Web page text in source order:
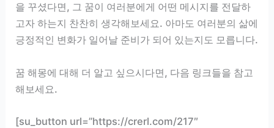
을 꾸셨다면, 그 꿈이 여러분에게 어떤 메시지를 전달하
고자 하는지 찬찬히 생각해보세요. 아마도 여러분의 삶에
긍정적인 변화가 일어날 준비가 되어 있는지도 모릅니다.
꿈 해몽에 대해 더 알고 싶으시다면, 다음 링크들을 참고
해보세요.
[su_button url=”https://crerl.com/217″